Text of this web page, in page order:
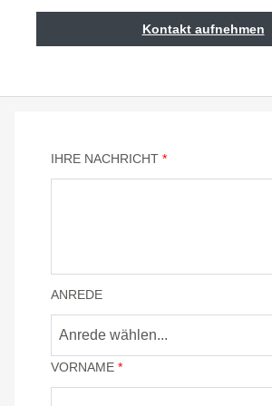
Kontakt aufnehmen
IHRE NACHRICHT *
ANREDE
Anrede wählen...
VORNAME *